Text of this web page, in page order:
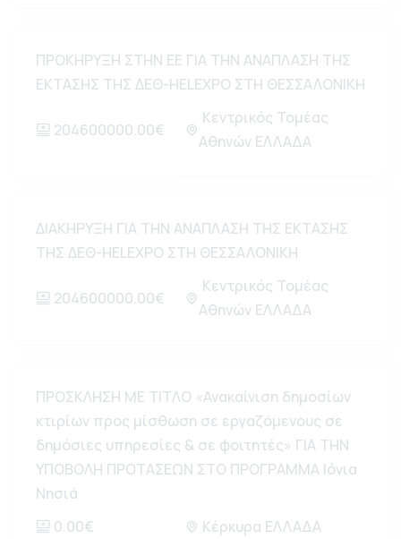
ΠΡΟΚΗΡΥΞΗ ΣΤΗΝ ΕΕ ΓΙΑ ΤΗΝ ΑΝΑΠΛΑΣΗ ΤΗΣ
ΕΚΤΑΣΗΣ ΤΗΣ ΔΕΘ-HELEXPO ΣΤΗ ΘΕΣΣΑΛΟΝΙΚΗ
204600000.00€
Κεντρικός Τομέας
Αθηνών ΕΛΛΑΔΑ
ΔΙΑΚΗΡΥΞΗ ΓΙΑ ΤΗΝ ΑΝΑΠΛΑΣΗ ΤΗΣ ΕΚΤΑΣΗΣ
ΤΗΣ ΔΕΘ-HELEXPO ΣΤΗ ΘΕΣΣΑΛΟΝΙΚΗ
204600000.00€
Κεντρικός Τομέας
Αθηνών ΕΛΛΑΔΑ
ΠΡΟΣΚΛΗΣΗ ΜΕ ΤΙΤΛΟ «Ανακαίνιση δημοσίων
κτιρίων προς μίσθωση σε εργαζόμενους σε
δημόσιες υπηρεσίες & σε φοιτητές» ΓΙΑ ΤΗΝ
ΥΠΟΒΟΛΗ ΠΡΟΤΑΣΕΩΝ ΣΤΟ ΠΡΟΓΡΑΜΜΑ Ιόνια
Νησιά
0.00€
Κέρκυρα ΕΛΛΑΔΑ